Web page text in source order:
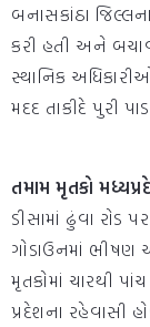
બનાસકાંઠા
કરી હતી અને
સ્થાનિક
મદદ તાકીદે પુરી
તમામ મૃતકો
ડીસામાં ઢુંવા રોડ
ગોડાઉનમાં ભીષણ
મૃતકોમાં ચારથી
પ્રદેશના રહેવાસી